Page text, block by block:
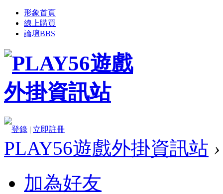
形象首頁
線上購買
論壇BBS
登錄 | 立即註冊
PLAY56遊戲外掛資訊站 ›
加為好友